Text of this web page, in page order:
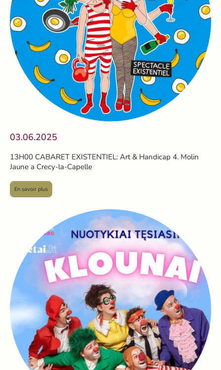
03.06.2025
13H00 CABARET EXISTENTIEL: Art & Handicap 4. Molin
Jaune a Crecy-la-Capelle
En savoir plus